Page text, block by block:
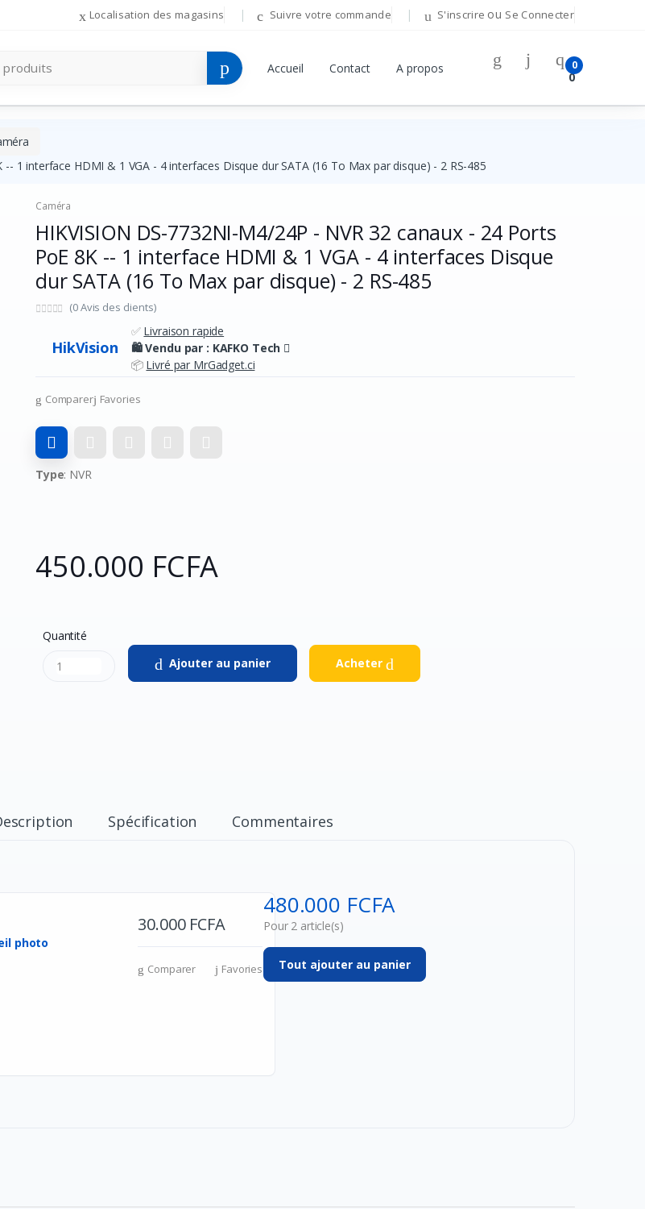
Localisation des magasins Suivre votre commande S'inscrire ou Se Connecter
Accueil Contact A propos 0
0
1 interface HDMI & 1 VGA - 4 interfaces Disque dur SATA (16 To Max par disque) - 2 RS-485
Caméra
HIKVISION DS-7732NI-M4/24P - NVR 32 canaux - 24 Ports
PoE 8K -- 1 interface HDMI & 1 VGA - 4 interfaces Disque
dur SATA (16 To Max par disque) - 2 RS-485
(0 Avis des clients)
HikVision
✅ Livraison rapide
🛍️ Vendu par : KAFKO Tech
📦 Livré par MrGadget.ci
Comparer Favories
Type: NVR
450.000 FCFA
Quantité
Ajouter au panier
Acheter
Spécification Commentaires
photo
30.000 FCFA
Comparer Favories
480.000 FCFA
Pour 2 article(s)
Tout ajouter au panier
Bonjour!
Mot de passe oublié ?